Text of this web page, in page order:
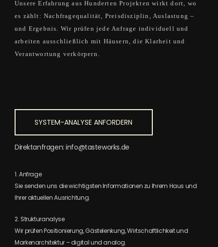
Unsere Erfahrung aus Hunderten Projekten wirkt dort, wo
es zählt: Nachfragequalität, Preisdisziplin, Auslastung –
und Ergebnis. Wir prüfen jede Anfrage individuell und
arbeiten ausschließlich mit Häusern, die Klarheit und
Verantwortung verkörpern.
SYSTEM-ANALYSE ANFORDERN
Direktanfragen: info@tasteworks.de
1. Anfrage
Sie senden uns die wichtigsten Informationen zu Ihrem Haus und
Ihrer aktuellen Ausrichtung.
2. Strukturanalyse
Wir prüfen Positionierung, Gästelenkung, Wirtschaftlichkeit und
Markenarchitektur – digital und analog.